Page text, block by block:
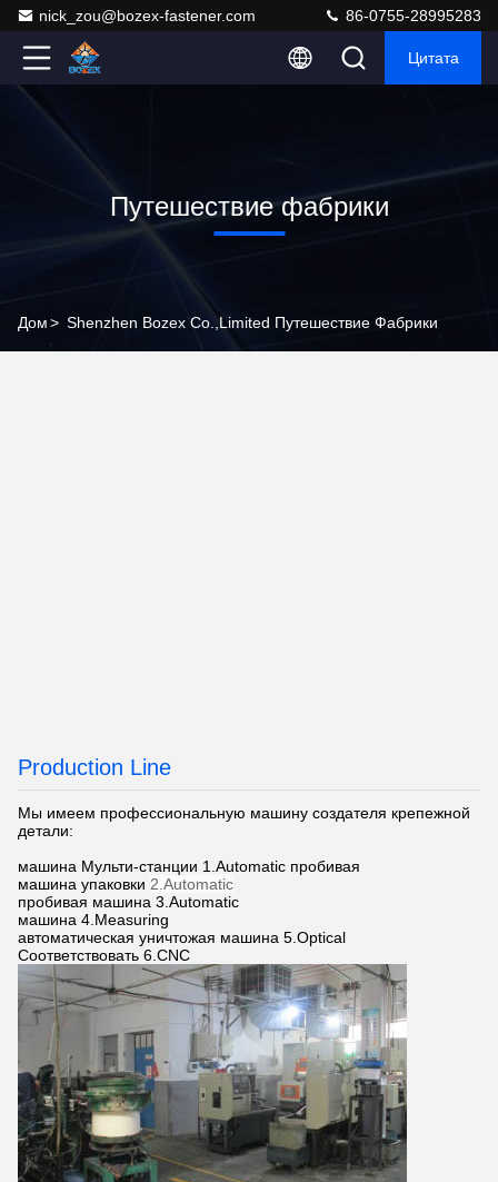
nick_zou@bozex-fastener.com 86-0755-28995283
Цитата
Путешествие фабрики
Дом> Shenzhen Bozex Co.,limited Путешествие Фабрики
Production Line
Мы имеем профессиональную машину создателя крепежной
детали:
машина Мульти-станции 1.Automatic пробивая
машина упаковки 2.Automatic
пробивая машина 3.Automatic
машина 4.Measuring
автоматическая уничтожая машина 5.Optical
Соответствовать 6.CNC